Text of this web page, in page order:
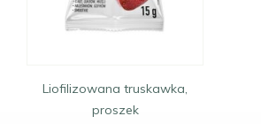
Liofilizowana truskawka,
proszek